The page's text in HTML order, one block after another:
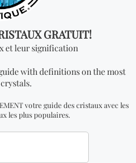
cristal de quartz est
pour produire une
avec la spiritualité.
quartz très puissants.
du corps, de